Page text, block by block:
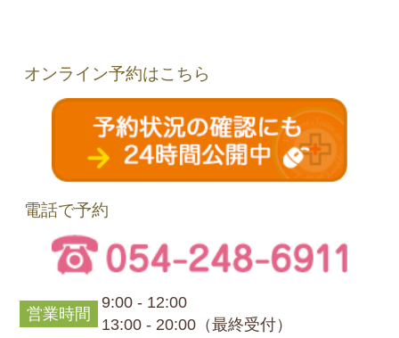
オンライン予約はこちら
電話で予約
営業時間
9:00 - 12:00
13:00 - 20:00（最終受付）